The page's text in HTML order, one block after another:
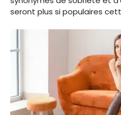
seront plus si populaires